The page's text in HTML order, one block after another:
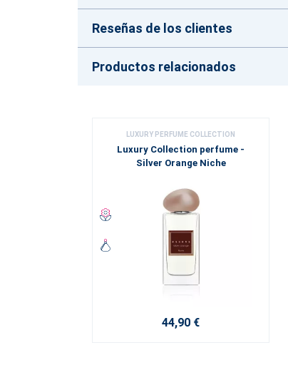
Reseñas de los clientes
Productos relacionados
LUXURY PERFUME COLLECTION
Luxury Collection perfume -
Silver Orange Niche
44,90 €